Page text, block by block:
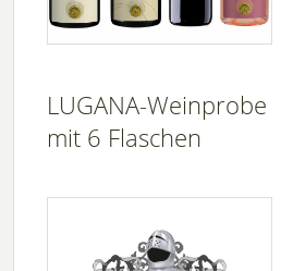
LUGANA-Weinprobe
mit 6 Flaschen